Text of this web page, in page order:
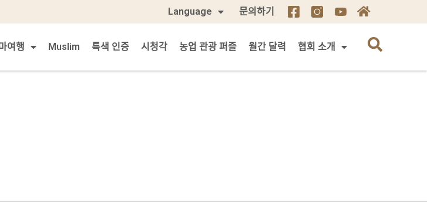
Language 문의하기
여행 Muslim 특색 인증 시청각 농업 관광 퍼즐 월간 달력 협회 소개